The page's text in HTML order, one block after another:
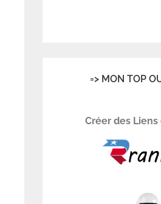
=> MON TOP
Créer des